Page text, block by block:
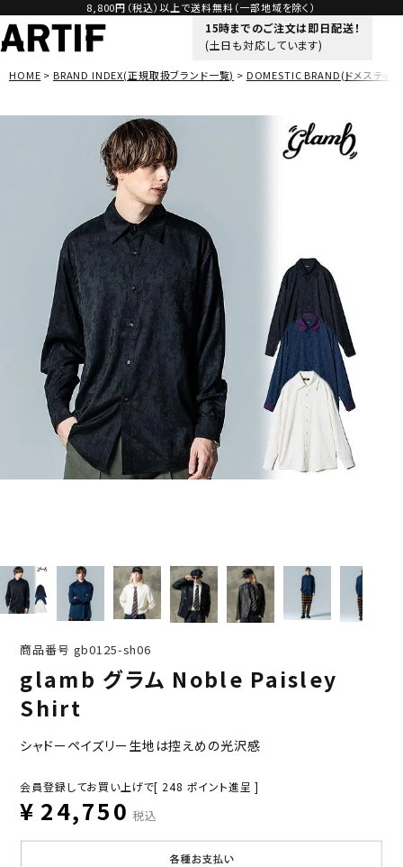
8,800円（税込）以上で送料無料（一部地域を除く）
15時までのご注文は即日配送！
(土日も対応しています)
HOME BRAND INDEX(正規取扱ブランド一覧) DOMESTIC BRAND(ドメスティッ
商品番号 gb0125-sh06
glamb グラム Noble Paisley
Shirt
シャドーペイズリー生地は控えめの光沢感
会員登録してお買い上げで[ 248 ポイント進呈 ]
¥ 24,750 税込